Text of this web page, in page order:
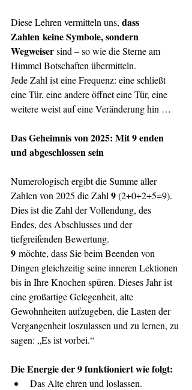
Diese Lehren vermitteln uns, dass
Zahlen keine Symbole, sondern
Wegweiser sind – so wie die Sterne am
Himmel Botschaften übermitteln.
Jede Zahl ist eine Frequenz: eine schließt
eine Tür, eine andere öffnet eine Tür, eine
weitere weist auf eine Veränderung hin …
Das Geheimnis von 2025: Mit 9 enden
und abgeschlossen sein
Numerologisch ergibt die Summe aller
Zahlen von 2025 die Zahl 9 (2+0+2+5=9).
Dies ist die Zahl der Vollendung, des
Endes, des Abschlusses und der
tiefgreifenden Bewertung.
9 möchte, dass Sie beim Beenden von
Dingen gleichzeitig seine inneren Lektionen
bis in Ihre Knochen spüren. Dieses Jahr ist
eine großartige Gelegenheit, alte
Gewohnheiten aufzugeben, die Lasten der
Vergangenheit loszulassen und zu lernen, zu
sagen: „Es ist vorbei.“
Die Energie der 9 funktioniert wie folgt:
Das Alte ehren und loslassen.